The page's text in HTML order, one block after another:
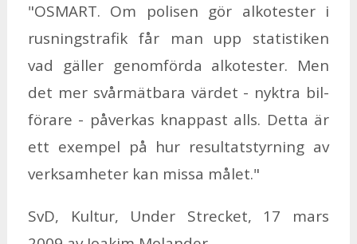
"OS­MART. Om po­li­sen gör al­ko­tes­ter i
rus­nings­tra­fik får man upp sta­tisti­ken
vad gäl­ler ge­nom­för­da al­ko­tes­ter. Men
det mer svår­mät­ba­ra vär­det - nykt­ra bil­
fö­ra­re - på­ver­kas knap­past alls. Det­ta är
ett ex­em­pel på hur ­re­sul­tat­s­tyr­ning av
verk­sam­he­ter kan mis­sa må­let."
SvD, Kul­tur, Un­der Strec­ket, 17 mars